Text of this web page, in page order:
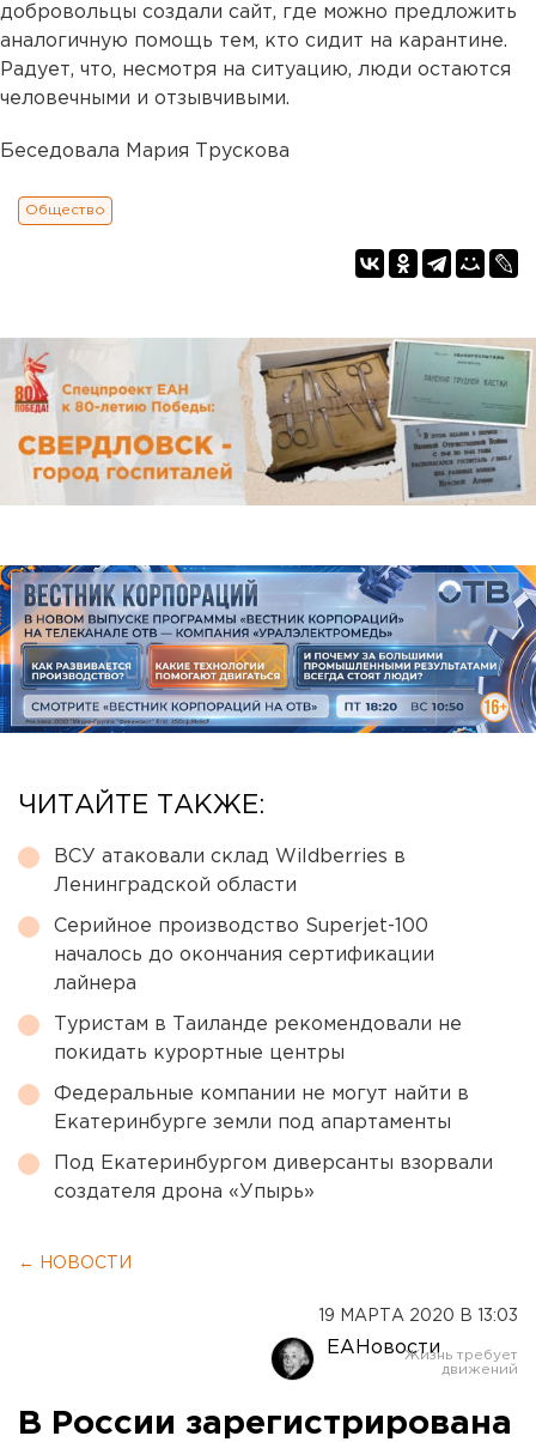
добровольцы создали сайт, где можно предложить
аналогичную помощь тем, кто сидит на карантине.
Радует, что, несмотря на ситуацию, люди остаются
человечными и отзывчивыми.
Беседовала Мария Трускова
Общество
ЧИТАЙТЕ ТАКЖЕ:
ВСУ атаковали склад Wildberries в
Ленинградской области
Серийное производство Superjet-100
началось до окончания сертификации
лайнера
Туристам в Таиланде рекомендовали не
покидать курортные центры
Федеральные компании не могут найти в
Екатеринбурге земли под апартаменты
Под Екатеринбургом диверсанты взорвали
создателя дрона «Упырь»
← НОВОСТИ
19 МАРТА 2020 В 13:03
ЕАНовости
В России зарегистрирована